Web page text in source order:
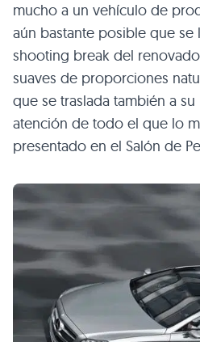
mucho a un vehículo de
aún bastante posible que se
shooting break del
suaves de proporciones
que se traslada también a
atención de todo el que lo
presentado en el Salón de